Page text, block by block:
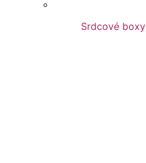
Srdcové boxy